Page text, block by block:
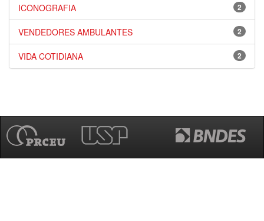
2
ICONOGRAFIA
2
VENDEDORES AMBULANTES
2
VIDA COTIDIANA